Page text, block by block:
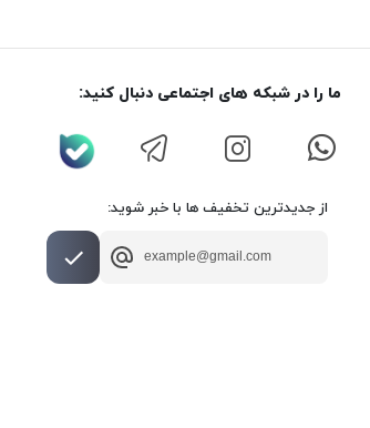
ما را در شبکه های اجتماعی دنبال کنید:
از جدیدترین تخفیف ها با خبر شوید: